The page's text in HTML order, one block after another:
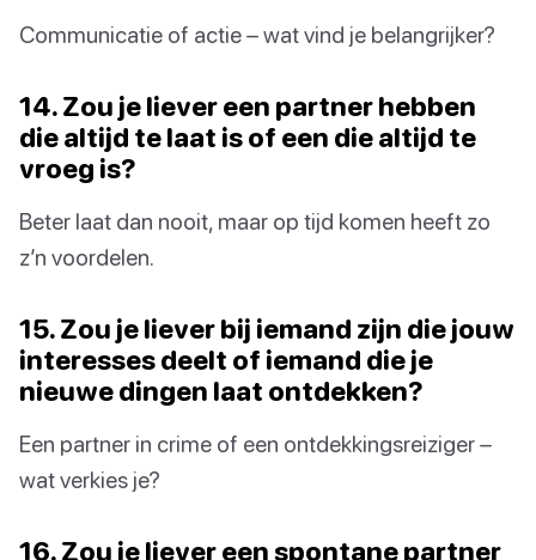
Communicatie of actie – wat vind je belangrijker?
14. Zou je liever een partner hebben
die altijd te laat is of een die altijd te
vroeg is?
Beter laat dan nooit, maar op tijd komen heeft zo
z’n voordelen.
15. Zou je liever bij iemand zijn die jouw
interesses deelt of iemand die je
nieuwe dingen laat ontdekken?
Een partner in crime of een ontdekkingsreiziger –
wat verkies je?
16. Zou je liever een spontane partner